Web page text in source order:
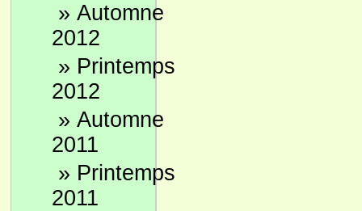
» Automne
2012
» Printemps
2012
» Automne
2011
» Printemps
2011